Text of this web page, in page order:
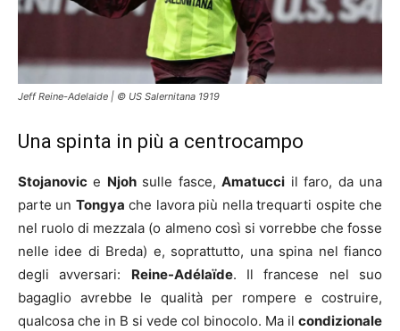
Jeff Reine-Adelaide | © US Salernitana 1919
Una spinta in più a centrocampo
Stojanovic e Njohsulle fasce,Amatucci il faro, da una
parte un Tongya che lavora più nella trequarti ospite che
nel ruolo di mezzala (o almeno così si vorrebbe che fosse
nelle idee di Breda) e, soprattutto, una spina nel fianco
degli avversari: Reine-Adélaïde. Il francese nel suo
bagaglio avrebbe le qualità per rompere e costruire,
qualcosa che in B si vede col binocolo. Ma il condizionale